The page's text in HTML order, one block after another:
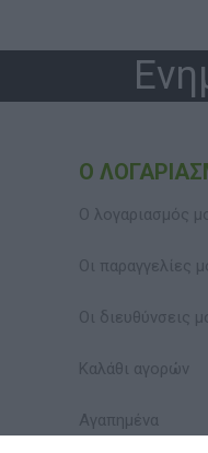
Ο
Ο λογαριασμός
Οι παραγγελίες
Οι διευθύνσεις
Καλάθι αγορών
Αγαπημένα